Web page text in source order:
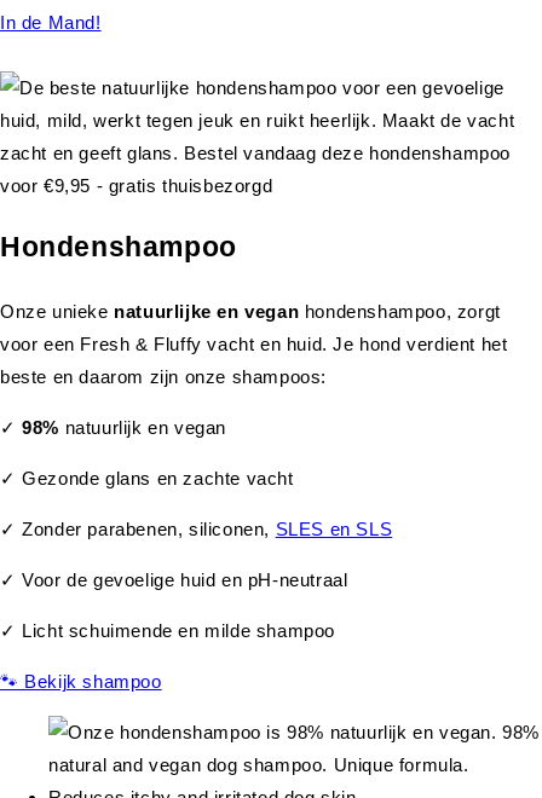
In de Mand!
Hondenshampoo
Onze unieke natuurlijke en vegan hondenshampoo, zorgt
voor een Fresh & Fluffy vacht en huid. Je hond verdient het
beste en daarom zijn onze shampoos:
✓98% natuurlijk en vegan
✓ Gezonde glans en zachte vacht
✓ Zonder parabenen, siliconen, SLES en SLS
✓ Voor de gevoelige huid en pH-neutraal
✓ Licht schuimende en milde shampoo
🐾 Bekijk shampoo